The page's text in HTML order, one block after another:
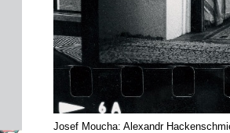
Josef Moucha: Alexandr